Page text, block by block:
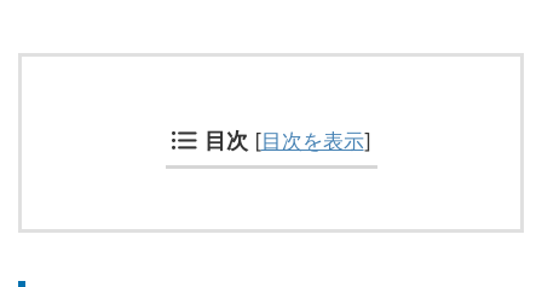
目次 [目次を表示]